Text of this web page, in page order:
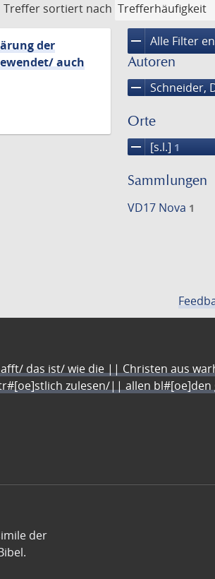
Treffer sortiert nach
remove Alle Filter
Autoren
remove Schneider,
Orte
remove [s.l.] 1
Sammlungen
VD17 Nova 1
der
auch
das ist/ wie die || Christen aus
zulesen/|| allen bl#[oe]den
der